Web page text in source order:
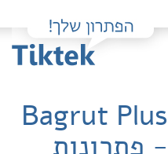
Bagrut